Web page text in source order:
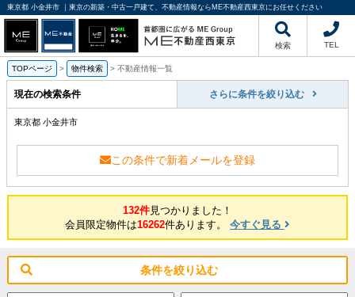
東京都 小金井市 ｜東京の新築・中古一戸建て、不動産情報ならME不動産西東京にお任せください
検索 TEL
TOPページ > 物件検索 > 不動産情報一覧
現在の検索条件 さらに条件を絞り込む
東京都 小金井市
この条件で新着メールを登録
132件見つかりました！
会員限定物件は16262件あります。 今すぐ見る
条件を絞り込む